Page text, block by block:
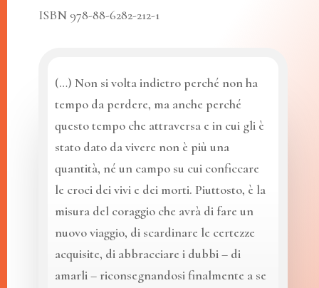
ISBN 978-88-6282-212-1
(…) Non si volta indietro perché non ha
tempo da perdere, ma anche perché
questo tempo che attraversa e in cui gli è
stato dato da vivere non è più una
quantità, né un campo su cui conficcare
le croci dei vivi e dei morti. Piuttosto, è la
misura del coraggio che avrà di fare un
nuovo viaggio, di scardinare le certezze
acquisite, di abbracciare i dubbi – di
amarli – riconsegnandosi finalmente a se